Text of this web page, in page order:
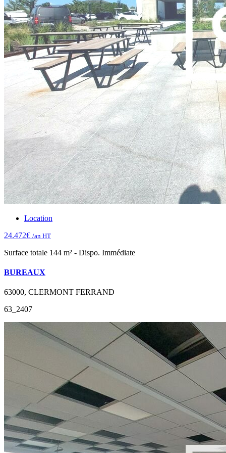
Location
24.472€ /an HT
Surface totale 144 m² - Dispo. Immédiate
BUREAUX
63000, CLERMONT FERRAND
63_2407